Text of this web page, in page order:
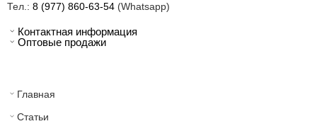
Тел.: 8 (977) 860-63-54 (Whatsapp)
Контактная информация
Оптовые продажи
Главная
Статьи